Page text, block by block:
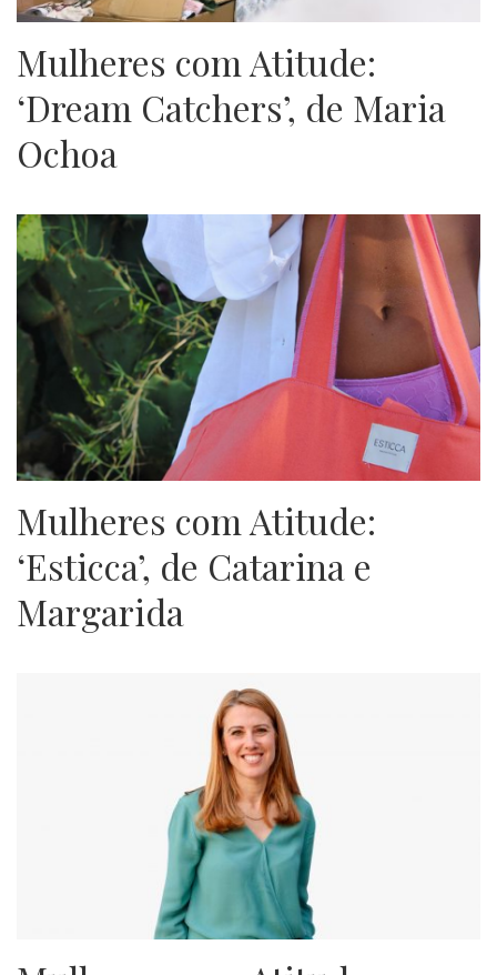
Mulheres com Atitude:
‘Dream Catchers’, de Maria
Ochoa
Mulheres com Atitude:
‘Esticca’, de Catarina e
Margarida